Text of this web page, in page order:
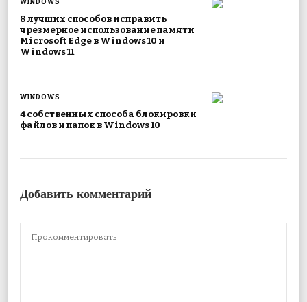
WINDOWS
8 лучших способов исправить
чрезмерное использование памяти
Microsoft Edge в Windows 10 и
Windows 11
WINDOWS
4 собственных способа блокировки
файлов и папок в Windows 10
Добавить комментарий